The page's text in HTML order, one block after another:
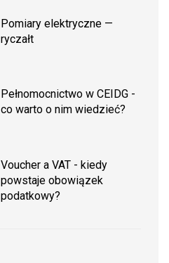
Pomiary elektryczne —
ryczałt
Pełnomocnictwo w CEIDG -
co warto o nim wiedzieć?
Voucher a VAT - kiedy
powstaje obowiązek
podatkowy?